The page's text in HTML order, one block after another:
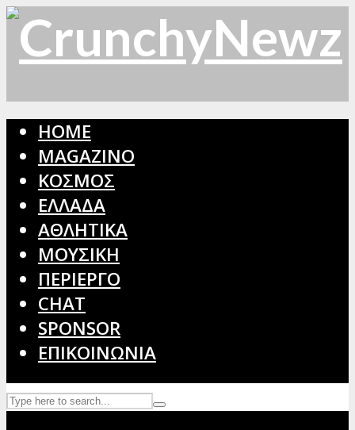
HOME
MAGAZINO
ΚΟΣΜΟΣ
ΕΛΛΑΔΑ
ΑΘΛΗΤΙΚΑ
ΜΟΥΣΙΚΗ
ΠΕΡΙΕΡΓΟ
CHAT
SPONSOR
ΕΠΙΚΟΙΝΩΝΙΑ